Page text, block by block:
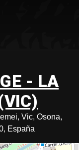
- LA
Vic, Osona,
España